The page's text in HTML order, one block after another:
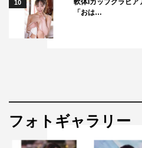
10
「おは…
フォトギャラリー